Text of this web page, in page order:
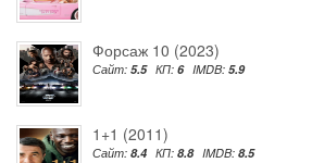
Форсаж 10 (2023)
Сайт: 5.5 КП: 6 IMDB: 5.9
1+1 (2011)
Сайт: 8.4 КП: 8.8 IMDB: 8.5